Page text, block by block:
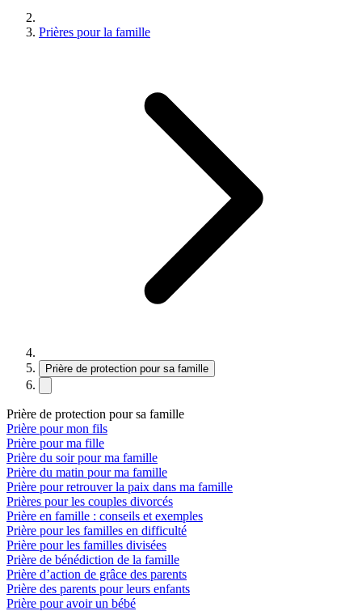
Prières pour la famille
Prière de protection pour sa famille
Prière de protection pour sa famille
Prière pour mon fils
Prière pour ma fille
Prière du soir pour ma famille
Prière du matin pour ma famille
Prière pour retrouver la paix dans ma famille
Prières pour les couples divorcés
Prière en famille : conseils et exemples
Prière pour les familles en difficulté
Prière pour les familles divisées
Prière de bénédiction de la famille
Prière d’action de grâce des parents
Prière des parents pour leurs enfants
Prière pour avoir un bébé